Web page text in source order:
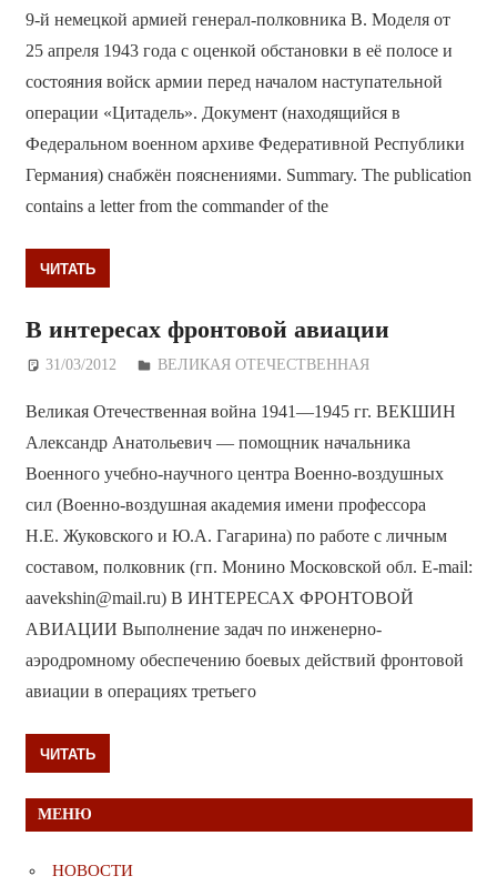
9-й немецкой армией генерал-полковника В. Моделя от
25 апреля 1943 года с оценкой обстановки в её полосе и
состояния войск армии перед началом наступательной
операции «Цитадель». Документ (находящийся в
Федеральном военном архиве Федеративной Республики
Германия) снабжён пояснениями. Summary. The publication
contains a letter from the commander of the
ЧИТАТЬ
В интересах фронтовой авиации
31/03/2012 Дежурный по Редакции
ВЕЛИКАЯ ОТЕЧЕСТВЕННАЯ
Великая Отечественная война 1941—1945 гг. ВЕКШИН
Александр Анатольевич — помощник начальника
Военного учебно-научного центра Военно-воздушных
сил (Военно-воздушная академия имени профессора
Н.Е. Жуковского и Ю.А. Гагарина) по работе с личным
составом, полковник (гп. Монино Московской обл. E-mail:
aavekshin@mail.ru) В ИНТЕРЕСАХ ФРОНТОВОЙ
АВИАЦИИ Выполнение задач по инженерно-
аэродромному обеспечению боевых действий фронтовой
авиации в операциях третьего
ЧИТАТЬ
МЕНЮ
НОВОСТИ